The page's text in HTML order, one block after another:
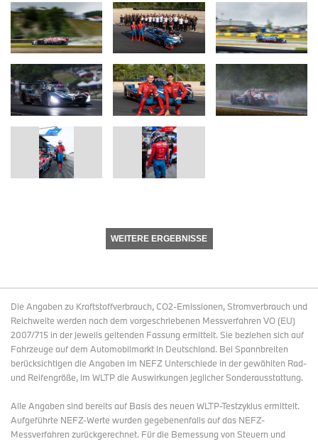
WEITERE ERGEBNISSE
Die Angaben zu Kraftstoffverbrauch, CO2-Emissionen, Stromverbrauch und
Reichweite werden nach dem vorgeschriebenen Messverfahren VO (EU)
2007/715 in der jeweils geltenden Fassung ermittelt. Sie beziehen sich auf
Fahrzeuge auf dem Automobilmarkt in Deutschland. Bei Spannbreiten
berücksichtigen die Angaben im NEFZ Unterschiede in der gewählten Rad-
und Reifengröße, im WLTP die Auswirkungen jeglicher Sonderausstattung.
Alle Angaben sind bereits auf Basis des neuen WLTP-Testzyklus ermittelt.
Aufgeführte NEFZ-Werte wurden gegebenenfalls auf das NEFZ-
Messverfahren zurückgerechnet. Für die Bemessung von Steuern und